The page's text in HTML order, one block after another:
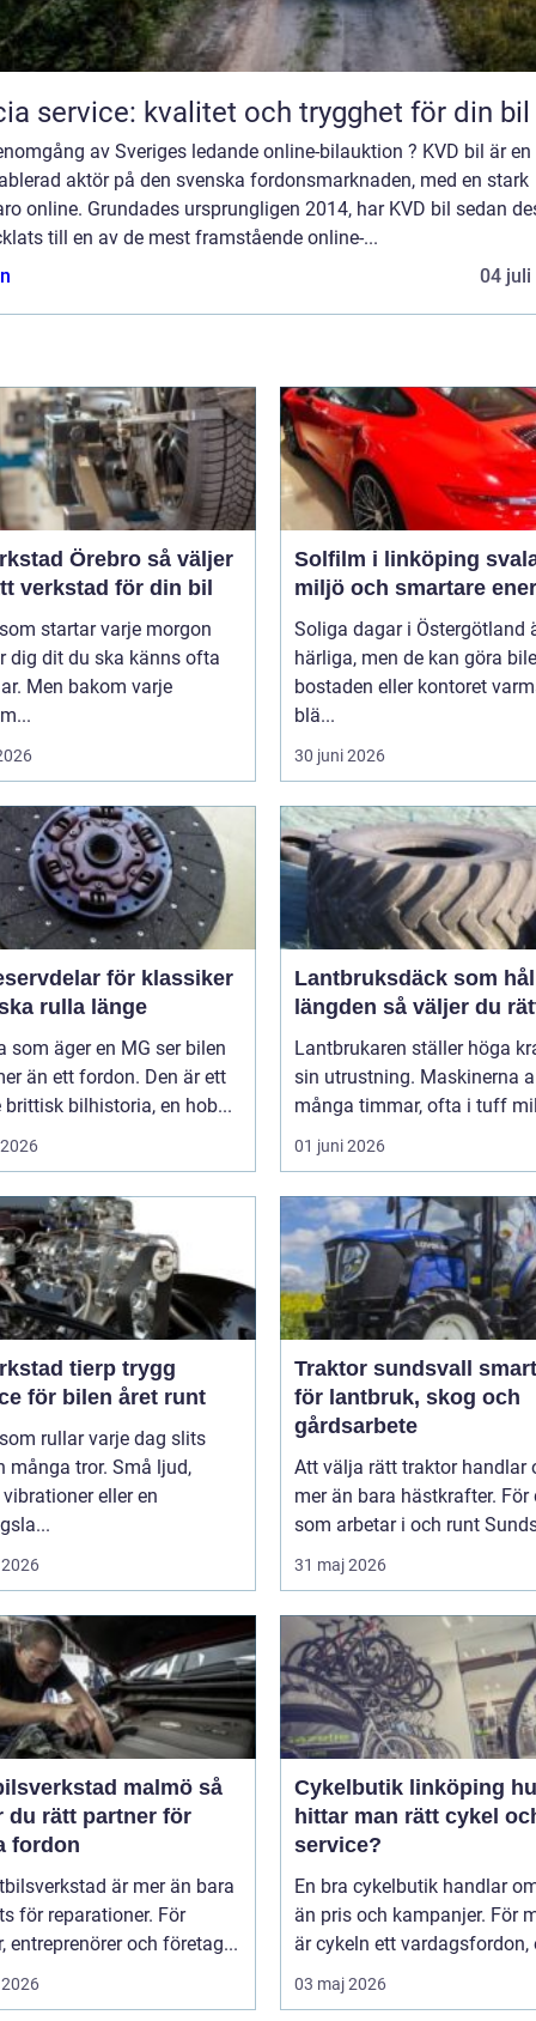
service: kvalitet och trygghet för din bil
av Sveriges ledande online-bilauktion ? KVD bil är en
aktör på den svenska fordonsmarknaden, med en stark
online. Grundades ursprungligen 2014, har KVD bil sedan
till en av de mest framstående online-...
04 juli
Örebro så väljer
verkstad för din bil
startar varje morgon
dig dit du ska känns ofta
Men bakom varje
Solfilm i linköping svalare
miljö och smartare
Soliga dagar i Östergötland
härliga, men de kan göra
bostaden eller kontoret
blä...
30 juni 2026
för klassiker
rulla länge
som äger en MG ser bilen
än ett fordon. Den är ett
brittisk bilhistoria, en hob...
Lantbruksdäck som
längden så väljer du
Lantbrukaren ställer höga
sin utrustning. Maskinerna
många timmar, ofta i tuff
01 juni 2026
tierp trygg
för bilen året runt
rullar varje dag slits
många tror. Små ljud,
eller en
Traktor sundsvall smarta val
för lantbruk, skog och
gårdsarbete
Att välja rätt traktor handlar
mer än bara hästkrafter. För
som arbetar i och runt
31 maj 2026
malmö så
du rätt partner för
fordon
är mer än bara
för reparationer. För
entreprenörer och företag...
Cykelbutik linköping hur
hittar man rätt cykel
service?
En bra cykelbutik handlar
än pris och kampanjer. För
är cykeln ett vardagsfordon,
03 maj 2026